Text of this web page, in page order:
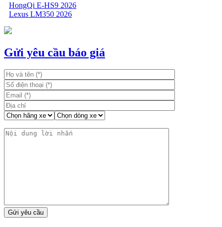
HongQi E-HS9 2026
Lexus LM350 2026
Gửi yêu cầu báo giá